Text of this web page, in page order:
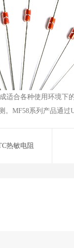
适合各种使用环境下
。MF58系列产品通过
热敏电阻